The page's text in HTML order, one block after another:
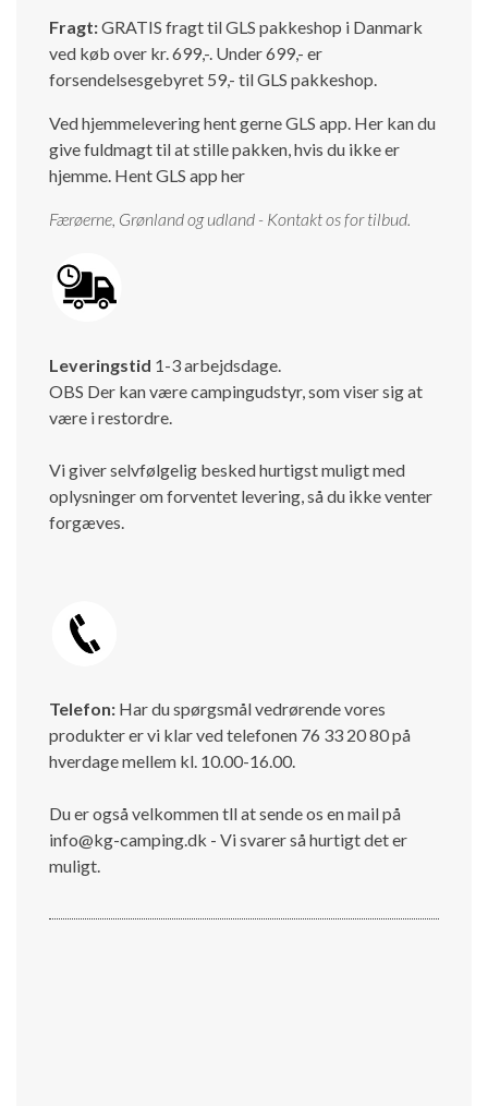
GPDR - KG Camping Kundeklub
Fragt:GRATIS fragt til GLS pakkeshop i Danmark
ved køb over kr. 699,-. Under 699,- er
forsendelsesgebyret 59,- til GLS pakkeshop.
Ved hjemmelevering hent gerne GLS app. Her kan du
give fuldmagt til at stille pakken, hvis du ikke er
hjemme. Hent GLS app her
Færøerne, Grønland og udland - Kontakt os for tilbud.
Leveringstid 1-3 arbejdsdage.
OBS Der kan være campingudstyr, som viser sig at
være i restordre.
Vi giver selvfølgelig besked hurtigst muligt med
oplysninger om forventet levering, så du ikke venter
forgæves.
Telefon: Har du spørgsmål vedrørende vores
produkter er vi klar ved telefonen 76 33 20 80 på
hverdage mellem kl. 10.00-16.00.
Du er også velkommen tll at sende os en mail på
info@kg-camping.dk - Vi svarer så hurtigt det er
muligt.